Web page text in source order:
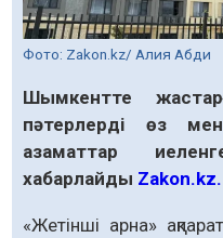
Фото: Zakon.kz/ Алия Абди
Шымкентте
пәтерлерді өз
азаматтар
хабарлайды Zakon.kz.
«Жетінші арна»